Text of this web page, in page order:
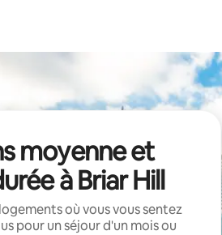
moyenne et
à Briar Hill
où vous vous sentez
pour un séjour d'un mois ou